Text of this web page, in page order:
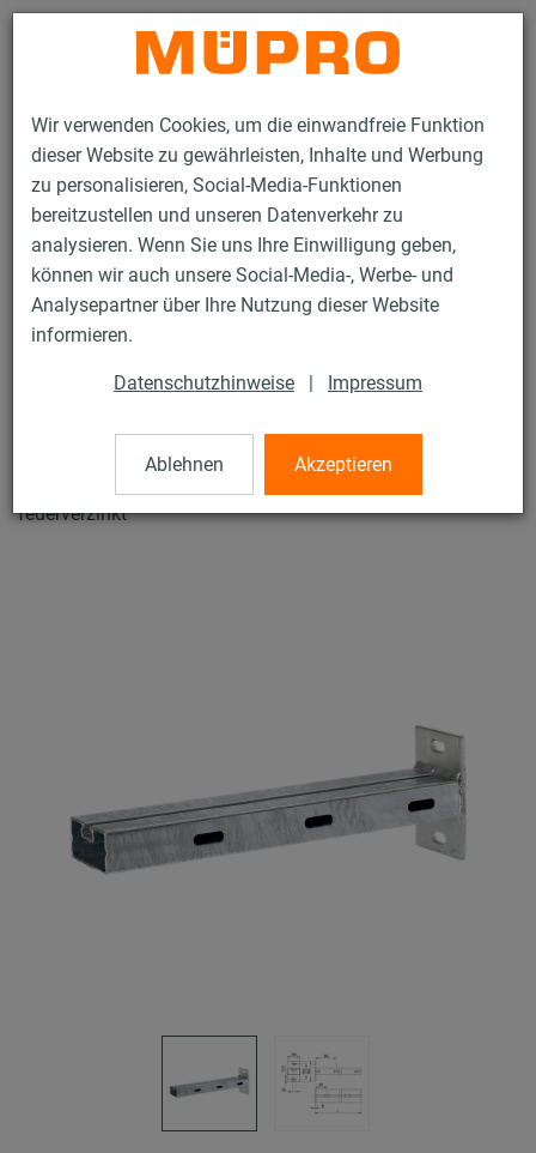
Wir verwenden Cookies, um die einwandfreie Funktion
dieser Website zu gewährleisten, Inhalte und Werbung
zu personalisieren, Social-Media-Funktionen
bereitzustellen und unseren Datenverkehr zu
analysieren. Wenn Sie uns Ihre Einwilligung geben,
können wir auch unsere Social-Media-, Werbe- und
Analysepartner über Ihre Nutzung dieser Website
informieren.
Datenschutzhinweise | Impressum
Ablehnen Akzeptieren
Kontakt
Produkte Befestigungstechnik
Lüftungsbefestigung
Feuerverzinkte Produkte für die Lüftungsbefestigung
MPT-Konsolen Q50
MPT-Konsolen Q50
feuerverzinkt